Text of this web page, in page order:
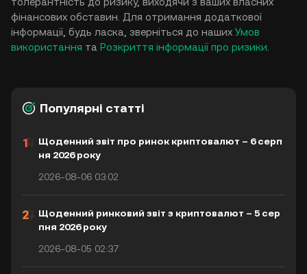
фінансових обставин. Для отримання додаткової
інформації, будь ласка, зверніться до наших Умов
використання та Розкриття інформації про ризики
Популярні статті
Щоденний звіт про ринок криптовалют – 6 серп
ня 2026 року
2026-08-06 03:02
Щоденний ринковий звіт з криптовалют – 5 сер
пня 2026 року
2026-08-05 02:37